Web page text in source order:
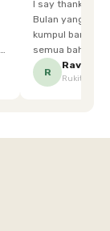
I say thankyou
Bulan yang super happy! banyak
kumpul bareng
semua bahagia
mgkn saran dari air aja & kebersihan lebih di
R
Ravena
Rukita